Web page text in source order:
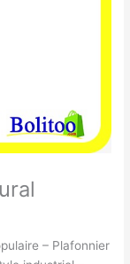
– Plafonnier